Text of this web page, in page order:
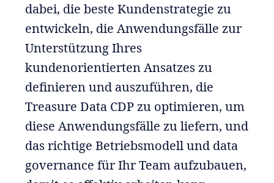
dabei, die beste Kundenstrategie zu
entwickeln, die Anwendungsfälle zur
Unterstützung Ihres
kundenorientierten Ansatzes zu
definieren und auszuführen, die
Treasure Data CDP zu optimieren, um
diese Anwendungsfälle zu liefern, und
das richtige Betriebsmodell und data
governance für Ihr Team aufzubauen,